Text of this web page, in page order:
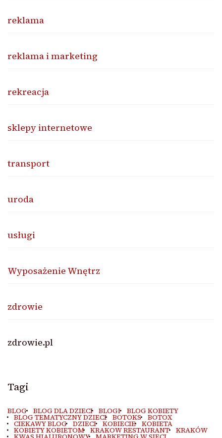
reklama
reklama i marketing
rekreacja
sklepy internetowe
transport
uroda
usługi
Wyposażenie Wnętrz
zdrowie
zdrowie.pl
Tagi
BLOG BLOG DLA DZIECI BLOGI BLOG KOBIETY
BLOG TEMATYCZNY DZIECI BOTOKS BOTOX
CIEKAWY BLOG DZIECI KOBIECIE KOBIETA
KOBIETY KOBIETOM KRAKOW RESTAURANT KRAKÓW